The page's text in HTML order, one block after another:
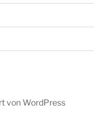
von WordPress